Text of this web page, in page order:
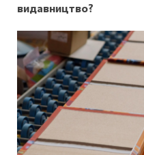
видавництво?